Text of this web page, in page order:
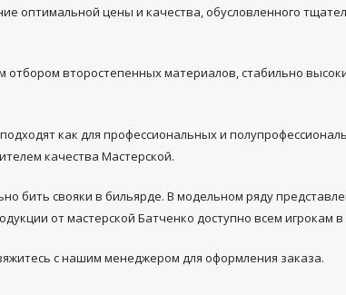
оптимальной цены и качества, обусловленного
отбором второстепенных материалов, стабильно
как для профессиональных и
качества Мастерской.
бить свояки в бильярде. В модельном ряду
от мастерской Батченко доступно всем игрокам в
с нашим менеджером для оформления заказа.